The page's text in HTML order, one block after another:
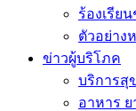
ร้องเรีย
ตัวอย่าง
ข่าวผู้บริโภค
บริการสุ
อาหาร